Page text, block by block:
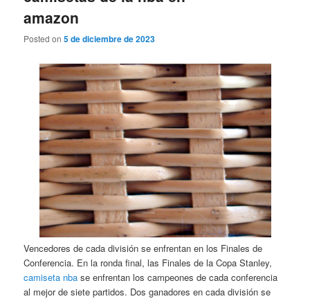
amazon
Posted on5 de diciembre de 2023
Vencedores de cada división se enfrentan en los Finales de
Conferencia. En la ronda final, las Finales de la Copa Stanley,
camiseta nba se enfrentan los campeones de cada conferencia
al mejor de siete partidos. Dos ganadores en cada división se